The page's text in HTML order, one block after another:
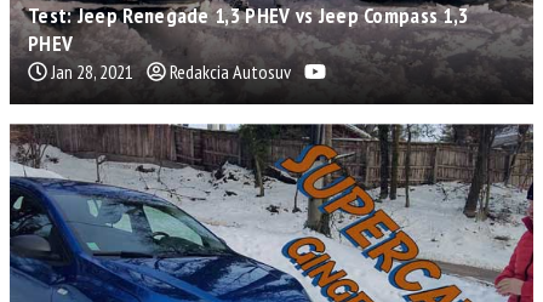
Test: Jeep Renegade 1,3 PHEV vs Jeep Compass 1,3
PHEV
Jan 28, 2021 Redakcia Autosuv